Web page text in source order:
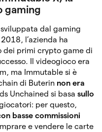
gaming
dal gaming
l’azienda ha
dei primi crypto game di
Il videogioco era
ma Immutable si è
di Buterin non era
Unchained si basa sullo
per questo,
basse commissioni
e vendere le carte